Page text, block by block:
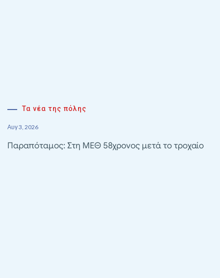
Τα νέα της πόλης
Αυγ 3, 2026
Παραπόταμος: Στη ΜΕΘ 58χρονος μετά το τροχαίο